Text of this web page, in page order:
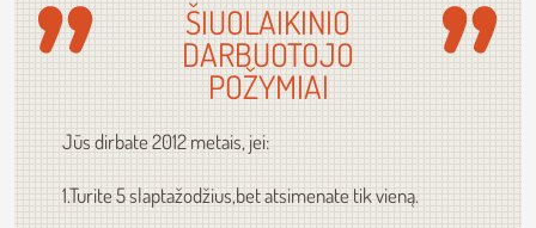
ŠIUOLAIKINIO
DARBUOTOJO
POŽYMIAI
Jūs dirbate 2012 metais, jei:
1.Turite 5 slaptažodžius,bet atsimenate tik vieną.